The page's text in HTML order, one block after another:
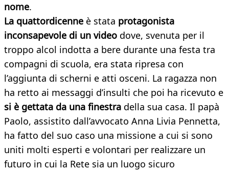
nome.
La quattordicenne è stata protagonista
inconsapevole di un video dove, svenuta per il
troppo alcol indotta a bere durante una festa tra
compagni di scuola, era stata ripresa con
l’aggiunta di scherni e atti osceni. La ragazza non
ha retto ai messaggi d’insulti che poi ha ricevuto e
si è gettata da una finestra della sua casa. Il papà
Paolo, assistito dall’avvocato Anna Livia Pennetta,
ha fatto del suo caso una missione a cui si sono
uniti molti esperti e volontari per realizzare un
futuro in cui la Rete sia un luogo sicuro